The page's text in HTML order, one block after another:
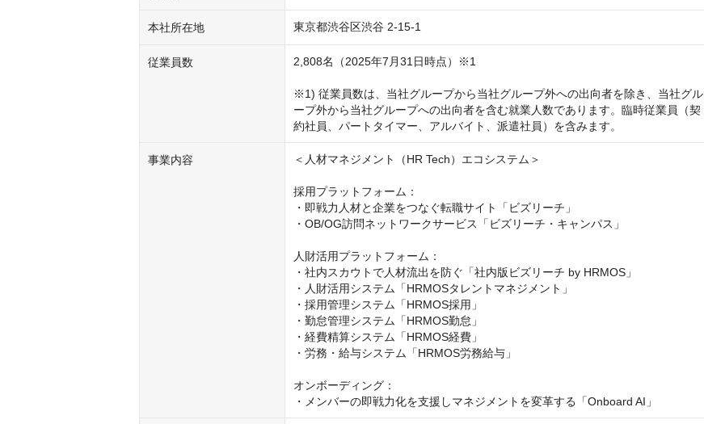
本社所在地 東京都渋谷区渋谷 2-15-1
従業員数 2,808名（2025年7月31日時点）※1
※1) 従業員数は、当社グループから当社グループ外への出向者を除き、当社グル
ープ外から当社グループへの出向者を含む就業人数であります。臨時従業員（契
約社員、パートタイマー、アルバイト、派遣社員）を含みます。
事業内容 ＜人材マネジメント（HR Tech）エコシステム＞
採用プラットフォーム：
・即戦力人材と企業をつなぐ転職サイト「ビズリーチ」
・OB/OG訪問ネットワークサービス「ビズリーチ・キャンパス」
人財活用プラットフォーム：
・社内スカウトで人材流出を防ぐ「社内版ビズリーチ by HRMOS」
・人財活用システム「HRMOSタレントマネジメント」
・採用管理システム「HRMOS採用」
・勤怠管理システム「HRMOS勤怠」
・経費精算システム「HRMOS経費」
・労務・給与システム「HRMOS労務給与」
オンボーディング：
・メンバーの即戦力化を支援しマネジメントを変革する「Onboard AI」